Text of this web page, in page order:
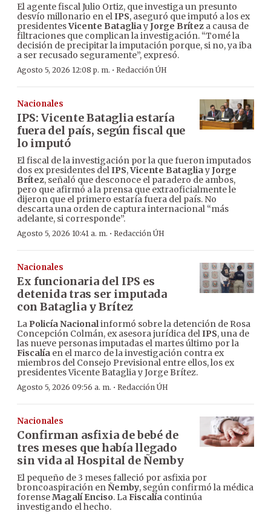
El agente fiscal Julio Ortiz, que investiga un presunto
desvío millonario en elIPS, aseguró que imputó a los ex
presidentesVicente BatagliayJorge Brítez a causa de
filtraciones que complican la investigación. “Tomé la
decisión de precipitar la imputación porque, si no, ya iba
a ser recusado seguramente”, expresó.
Agosto 5, 2026 12:08 p. m. · Redacción ÚH
Nacionales
IPS: Vicente Bataglia estaría
fuera del país, según fiscal que
lo imputó
El fiscal de la investigación por la que fueron imputados
dos ex presidentes delIPS,Vicente BatagliayJorge
Brítez, señaló que desconoce el paradero de ambos,
pero que afirmó a la prensa que extraoficialmente le
dijeron que el primero estaría fuera del país. No
descarta una orden de captura internacional “más
adelante, si corresponde”.
Agosto 5, 2026 10:41 a. m. · Redacción ÚH
Nacionales
Ex funcionaria del IPS es
detenida tras ser imputada
con Bataglia y Brítez
La Policía Nacionalinformó sobre la detención de Rosa
Concepción Colmán, ex asesora jurídica delIPS, una de
las nueve personas imputadas el martes último por la
Fiscalía en el marco de la investigación contra ex
miembros del Consejo Previsional entre ellos, los ex
presidentes Vicente Bataglia y Jorge Brítez.
Agosto 5, 2026 09:56 a. m. · Redacción ÚH
Nacionales
Confirman asfixia de bebé de
tres meses que había llegado
sin vida al Hospital de Ñemby
El pequeño de 3 meses falleció por asfixia por
broncoaspiración enÑemby, según confirmó la médica
forenseMagalí Enciso. LaFiscalía continúa
investigando el hecho.